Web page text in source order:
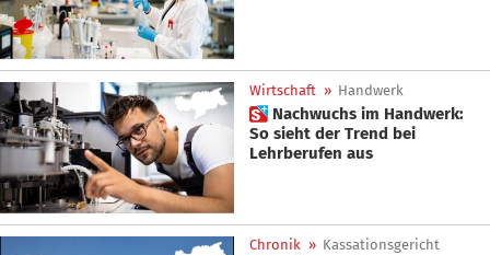
Wirtschaft » Handwerk
 Nachwuchs im Handwerk:
So sieht der Trend bei
Lehrberufen aus
Chronik » Kassationsgericht